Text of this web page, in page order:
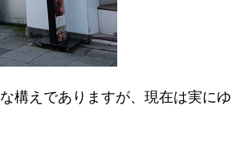
構えでありますが、現在は実にゆ